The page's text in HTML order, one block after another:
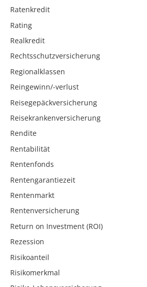
Ratenkredit
Rating
Realkredit
Rechtsschutzversicherung
Regionalklassen
Reingewinn/-verlust
Reisegepäckversicherung
Reisekrankenversicherung
Rendite
Rentabilität
Rentenfonds
Rentengarantiezeit
Rentenmarkt
Rentenversicherung
Return on Investment (ROI)
Rezession
Risikoanteil
Risikomerkmal